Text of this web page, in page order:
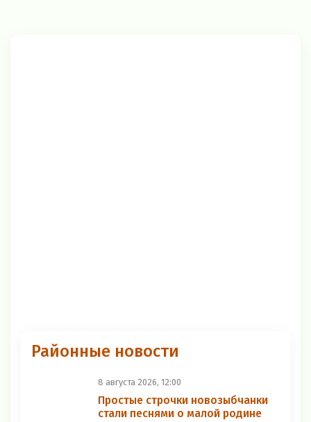
Районные новости
8 августа 2026, 12:00
Простые строчки новозыбчанки
стали песнями о малой родине